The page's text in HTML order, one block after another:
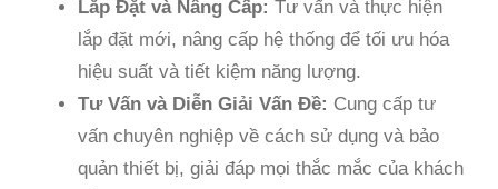
Lắp Đặt và Nâng Cấp: Tư vấn và thực hiện
lắp đặt mới, nâng cấp hệ thống để tối ưu hóa
hiệu suất và tiết kiệm năng lượng.
Tư Vấn và Diễn Giải Vấn Đề: Cung cấp tư
vấn chuyên nghiệp về cách sử dụng và bảo
quản thiết bị, giải đáp mọi thắc mắc của khách